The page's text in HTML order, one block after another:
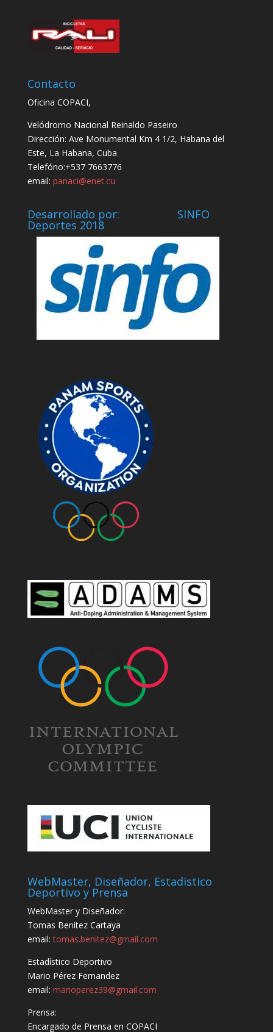
Contacto
Oficina COPACI,
Velódromo Nacional Reinaldo Paseiro
Dirección: Ave Monumental Km 4 1/2, Habana del
Este, La Habana, Cuba
Telefóno:+537 7663776
email: panaci@enet.cu
Desarrollado por: SINFO
Deportes 2018
WebMaster, Diseñador, Estadistico
Deportivo y Prensa
WebMaster y Diseñador:
Tomas Benitez Cartaya
email:tomas.benitez@gmail.com
Estadístico Deportivo
Mario Pérez Fernandez
email: marioperez39@gmail.com
Prensa:
Encargado de Prensa en COPACI